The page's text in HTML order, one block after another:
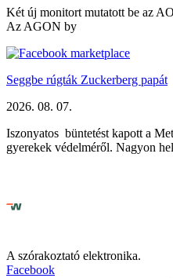
Két új monitort mutatott be az
Az AGON by
Seggbe rúgták Zuckerberg papát
2026. 08. 07.
Iszonyatos büntetést kapott a
gyerekek védelméről. Nagyon
A szórakoztató elektronika.
Facebook